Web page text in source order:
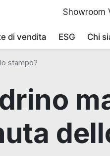
di vendita ESG Chi
Showroom
stampo?